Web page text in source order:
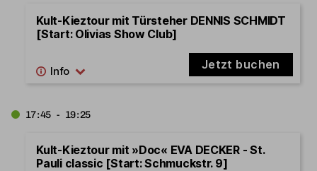
Kult-Kieztour mit Türsteher DENNIS SCHMIDT
[Start: Olivias Show Club]
Jetzt buchen
17:45 - 19:25
Kult-Kieztour mit »Doc« EVA DECKER - St.
Pauli classic [Start: Schmuckstr. 9]